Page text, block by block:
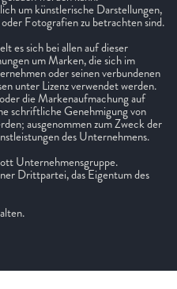
um künstlerische Darstellungen,
Fotografien zu betrachten sind.
es sich bei allen auf dieser
um Marken, die sich im
oder seinen verbundenen
unter Lizenz verwendet werden.
die Markenaufmachung auf
schriftliche Genehmigung von
ausgenommen zum Zweck der
des Unternehmens.
Unternehmensgruppe.
Drittpartei, das Eigentum des